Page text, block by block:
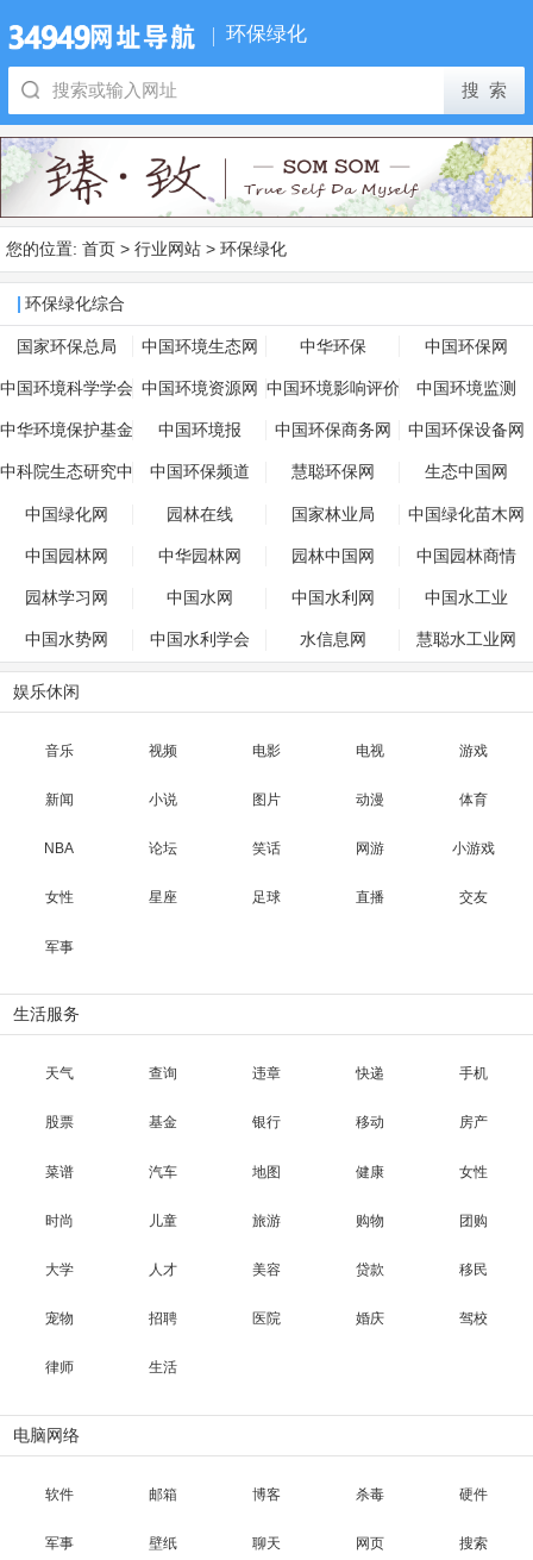
环保绿化
您的位置: 首页 > 行业网站 > 环保绿化
环保绿化综合
国家环保总局 中国环境生态网 中华环保 中国环保网
中国环境科学学会 中国环境资源网 中国环境影响评价
网
中国环境监测
中华环境保护基金
会
中国环境报 中国环保商务网 中国环保设备网
中科院生态研究中
心
中国环保频道 慧聪环保网 生态中国网
中国绿化网 园林在线 国家林业局 中国绿化苗木网
中国园林网 中华园林网 园林中国网 中国园林商情
园林学习网 中国水网 中国水利网 中国水工业
中国水势网 中国水利学会 水信息网 慧聪水工业网
娱乐休闲
音乐 视频 电影 电视 游戏
新闻 小说 图片 动漫 体育
NBA 论坛 笑话 网游 小游戏
女性 星座 足球 直播 交友
军事
生活服务
天气 查询 违章 快递 手机
股票 基金 银行 移动 房产
菜谱 汽车 地图 健康 女性
时尚 儿童 旅游 购物 团购
大学 人才 美容 贷款 移民
宠物 招聘 医院 婚庆 驾校
律师 生活
电脑网络
软件 邮箱 博客 杀毒 硬件
军事 壁纸 聊天 网页 搜索